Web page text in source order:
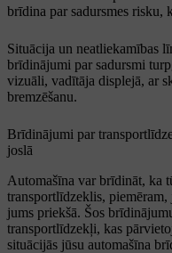
brīdina par sadursmes risku,
Situācija un neatliekamības
brīdinājumi par sadursmi
vizuāli, vadītāja displejā, ar
bremzēšanu.
Brīdinājumi par
joslā
Automašīna var brīdināt, ka
transportlīdzeklis, piemēram,
jums priekšā. Šos
transportlīdzekļi, kas
situācijās jūsu automašīna